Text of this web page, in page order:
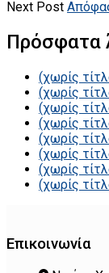
Next Post
Πρόσφατα
(χωρίς
(χωρίς
(χωρίς
(χωρίς
(χωρίς
(χωρίς
(χωρίς
(χωρίς
Επικοινωνία